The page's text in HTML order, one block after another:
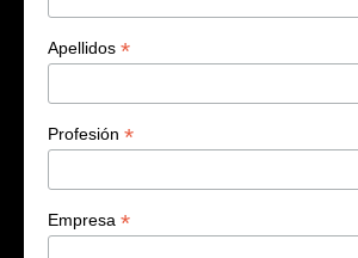
Apellidos *
Profesión *
Empresa *